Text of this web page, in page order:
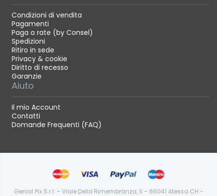
Condizioni di vendita
Pagamenti
Paga a rate (by Consel)
Spedizioni
Ritiro in sede
Privacy & cookie
Diritto di recesso
Garanzie
Aiuto
Il mio Account
Contatti
Domande Frequenti (FAQ)
Genial Pix S.r.l. – Viale Della Rimembranza, 1i – 66041 Atessa CH -